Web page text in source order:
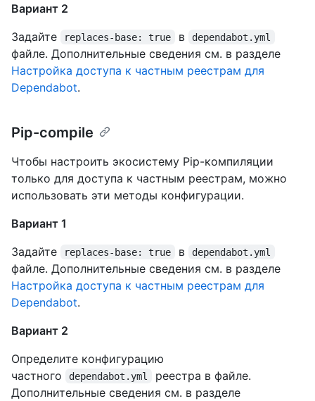
Вариант 2
Задайте
replaces-base: true в dependabot.yml
файле. Дополнительные сведения см. в разделе
Настройка доступа к частным реестрам для
Dependabot.
Pip-compile
Чтобы настроить экосистему Pip-компиляции
только для доступа к частным реестрам, можно
использовать эти методы конфигурации.
Вариант 1
Задайте
replaces-base: true в dependabot.yml
файле. Дополнительные сведения см. в разделе
Настройка доступа к частным реестрам для
Dependabot.
Вариант 2
Определите конфигурацию
частного
dependabot.yml
реестра в файле.
Дополнительные сведения см. в разделе